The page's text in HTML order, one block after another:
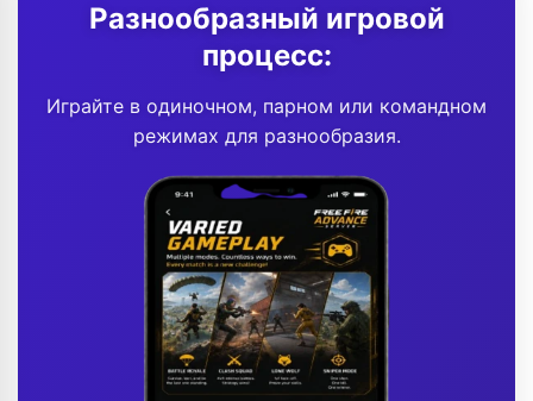
Разнообразный игровой
процесс:
Играйте в одиночном, парном или командном
режимах для разнообразия.